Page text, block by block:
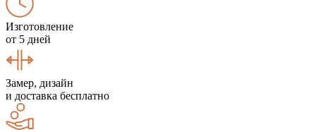
Изготовление
от 5 дней
Замер, дизайн
и доставка бесплатно